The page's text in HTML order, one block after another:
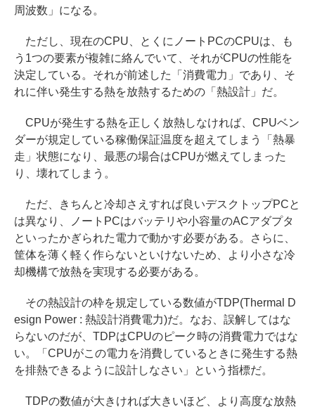
周波数」になる。
ただし、現在のCPU、とくにノートPCのCPUは、も
う1つの要素が複雑に絡んでいて、それがCPUの性能を
決定している。それが前述した「消費電力」であり、そ
れに伴い発生する熱を放熱するための「熱設計」だ。
CPUが発生する熱を正しく放熱しなければ、CPUベン
ダーが規定している稼働保証温度を超えてしまう「熱暴
走」状態になり、最悪の場合はCPUが燃えてしまった
り、壊れてしまう。
ただ、きちんと冷却さえすれば良いデスクトップPCと
は異なり、ノートPCはバッテリや小容量のACアダプタ
といったかぎられた電力で動かす必要がある。さらに、
筐体を薄く軽く作らないといけないため、より小さな冷
却機構で放熱を実現する必要がある。
その熱設計の枠を規定している数値がTDP(Thermal D
esign Power : 熱設計消費電力)だ。なお、誤解してはな
らないのだが、TDPはCPUのピーク時の消費電力ではな
い。「CPUがこの電力を消費しているときに発生する熱
を排熱できるように設計しなさい」という指標だ。
TDPの数値が大きければ大きいほど、より高度な放熱